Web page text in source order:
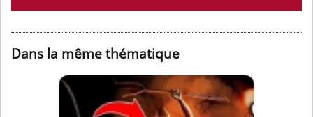
Dans la même thématique